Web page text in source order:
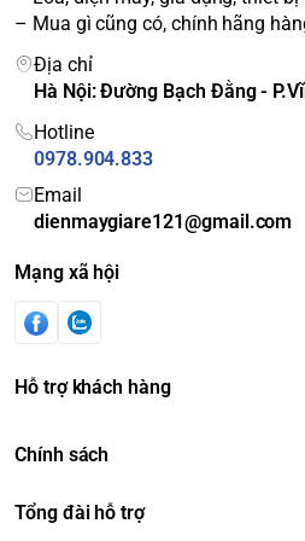
*Hình ảnh chỉ mang tính chất minh
Đồng thời, mẫu tủ lạnh này còn
biến Econavi và công nghệ Multi
kiệm điện năng hiệu quả nhờ
để góp phần điều chỉnh và duy trì
– Mua gì cũng có, chính hãng
Địa chỉ
Hà Nội: Đường Bạch Đằng -
Hotline
0978.904.833
Email
dienmaygiare121@gmail.com
Mạng xã hội
Hỗ trợ khách hàng
Chính sách
Tổng đài hỗ trợ